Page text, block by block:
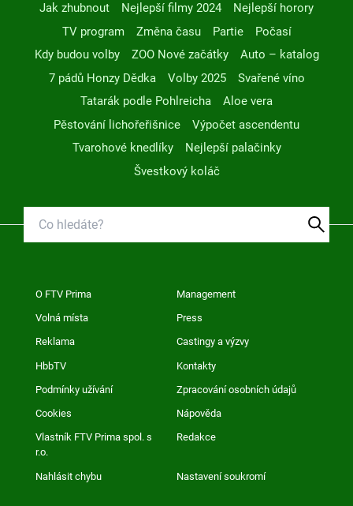
Jak zhubnout Nejlepší filmy 2024
Nejlepší horory
TV program
Změna času Partie
Počasí
Kdy budou volby
ZOO Nové začátky
Auto – katalog
7 pádů Honzy Dědka
Volby 2025
Svařené víno
Tatarák podle Pohlreicha
Aloe vera
Pěstování lichořeřišnice
Výpočet ascendentu
Tvarohové knedlíky
Nejlepší palačinky
Švestkový koláč
O FTV Prima Management
Volná místa Press
Reklama Castingy a výzvy
HbbTV Kontakty
Podmínky užívání Zpracování osobních údajů
Cookies Nápověda
Vlastník FTV Prima spol. s
r.o.
Redakce
Nahlásit chybu Nastavení soukromí